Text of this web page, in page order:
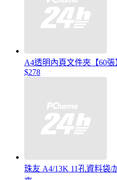
A4透明內頁文件夾【60張
$278
珠友 A4/13K 11孔資料袋/